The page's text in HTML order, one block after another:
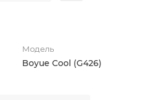
Модель
Boyue Cool (G426)